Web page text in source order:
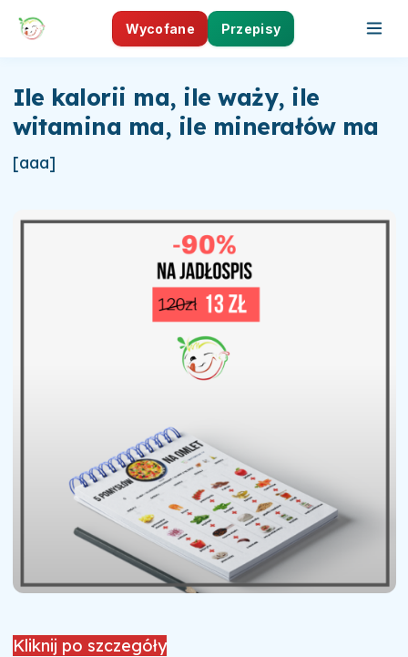
Wycofane Przepisy
Ile kalorii ma, ile waży, ile
witamina ma, ile minerałów ma
[aaa]
Kliknij po szczegóły